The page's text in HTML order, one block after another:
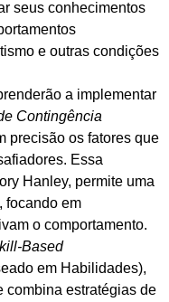
seus conhecimentos
e outras condições
a implementar
Contingência
precisão os fatores que
Essa
Hanley, permite uma
focando em
o comportamento.
Based
em Habilidades),
combina estratégias de